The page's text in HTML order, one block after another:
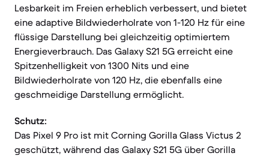
Lesbarkeit im Freien erheblich verbessert, und bietet
eine adaptive Bildwiederholrate von 1-120 Hz für eine
flüssige Darstellung bei gleichzeitig optimiertem
Energieverbrauch. Das Galaxy S21 5G erreicht eine
Spitzenhelligkeit von 1300 Nits und eine
Bildwiederholrate von 120 Hz, die ebenfalls eine
geschmeidige Darstellung ermöglicht.
Schutz:
Das Pixel 9 Pro ist mit Corning Gorilla Glass Victus 2
geschützt, während das Galaxy S21 5G über Gorilla